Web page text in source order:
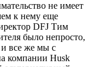
не имеет
к нему еще
DFJ Тим
было непросто,
все же мы с
компании Husk